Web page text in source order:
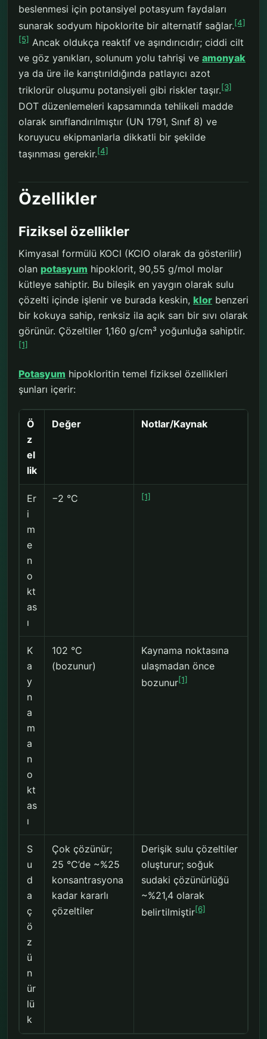
beslenmesi için potansiyel potasyum faydaları
sunarak sodyum hipoklorite bir alternatif sağlar.[4]
[5] Ancak oldukça reaktif ve aşındırıcıdır; ciddi cilt
ve göz yanıkları, solunum yolu tahrişi ve amonyak
ya da üre ile karıştırıldığında patlayıcı azot
triklorür oluşumu potansiyeli gibi riskler taşır.[3]
DOT düzenlemeleri kapsamında tehlikeli madde
olarak sınıflandırılmıştır (UN 1791, Sınıf 8) ve
koruyucu ekipmanlarla dikkatli bir şekilde
taşınması gerekir.[4]
Özellikler
Fiziksel özellikler
Kimyasal formülü KOCl (KClO olarak da gösterilir)
olan potasyum hipoklorit, 90,55 g/mol molar
kütleye sahiptir. Bu bileşik en yaygın olarak sulu
çözelti içinde işlenir ve burada keskin, klor benzeri
bir kokuya sahip, renksiz ila açık sarı bir sıvı olarak
görünür. Çözeltiler 1,160 g/cm³ yoğunluğa sahiptir.
[1]
Potasyum hipokloritin temel fiziksel özellikleri
şunları içerir:
Ö
z
el
lik
Değer Notlar/Kaynak
Er
i
m
e
n
o
kt
as
ı
−2 °C [1]
K
a
y
n
a
m
a
n
o
kt
as
ı
102 °C
(bozunur)
Kaynama noktasına
ulaşmadan önce
bozunur[1]
S
u
d
a
ç
ö
z
ü
n
ür
lü
k
Çok çözünür;
25 °C’de ~%25
konsantrasyona
kadar kararlı
çözeltiler
Derişik sulu çözeltiler
oluşturur; soğuk
sudaki çözünürlüğü
~%21,4 olarak
belirtilmiştir[6]